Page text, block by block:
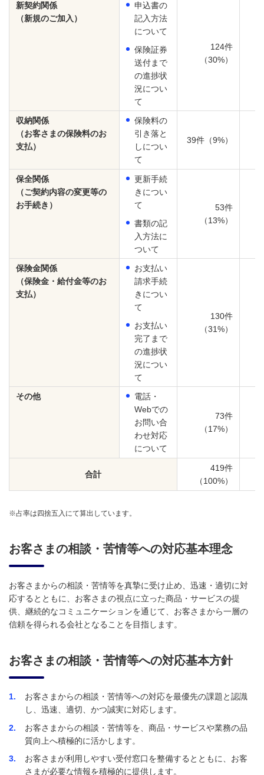
新契約関係
（新規のご加入）
申込書の
記入方法
について
保険証券
送付まで
の進捗状
況につい
て
124件
（30%）
収納関係
（お客さまの保険料のお
支払）
保険料の
引き落と
しについ
て
39件（9%）
保全関係
（ご契約内容の変更等の
お手続き）
更新手続
きについ
て
書類の記
入方法に
ついて
53件
（13%）
保険金関係
（保険金・給付金等のお
支払）
お支払い
請求手続
きについ
て
お支払い
完了まで
の進捗状
況につい
て
130件
（31%）
その他
電話・
Webでの
お問い合
わせ対応
について
73件
（17%）
合計
419件
（100%）
※占率は四捨五入にて算出しています。
お客さまの相談・苦情等への対応基本理念
お客さまからの相談・苦情等を真摯に受け止め、迅速・適切に対
応するとともに、お客さまの視点に立った商品・サービスの提
供、継続的なコミュニケーションを通じて、お客さまから一層の
信頼を得られる会社となることを目指します。
お客さまの相談・苦情等への対応基本方針
1
お客さまからの相談・苦情等への対応を最優先の課題と認識
し、迅速、適切、かつ誠実に対応します。
2
お客さまからの相談・苦情等を、商品・サービスや業務の品
質向上へ積極的に活かします。
3
お客さまが利用しやすい受付窓口を整備するとともに、お客
さまが必要な情報を積極的に提供します。